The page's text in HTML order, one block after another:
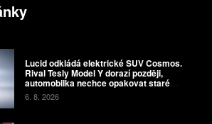
Lucid odkládá elektrické SUV Cosmos.
Rival Tesly Model Y dorazí později,
automobilka nechce opakovat staré
chyby
6. 8. 2026